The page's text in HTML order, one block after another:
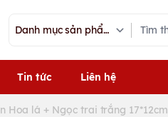
Tin tức Liên hệ
Hoa lá + Ngọc trai trắng 17*12cm